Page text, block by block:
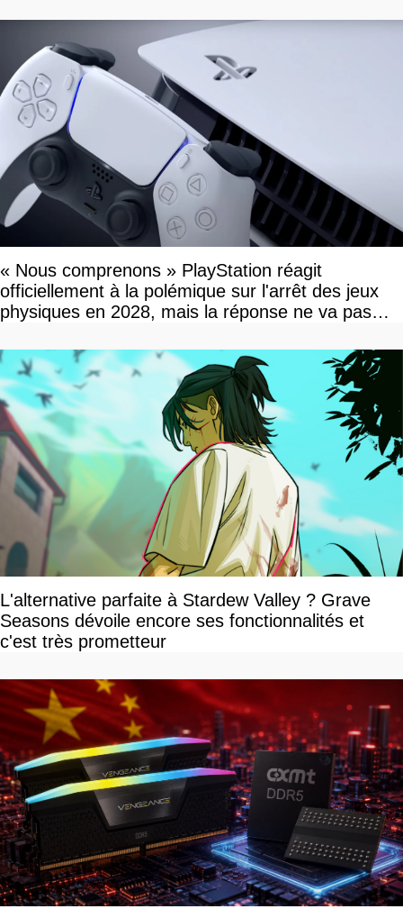
« Nous comprenons » PlayStation réagit
officiellement à la polémique sur l'arrêt des jeux
physiques en 2028, mais la réponse ne va pas
L'alternative parfaite à Stardew Valley ? Grave
Seasons dévoile encore ses fonctionnalités et
c'est très prometteur